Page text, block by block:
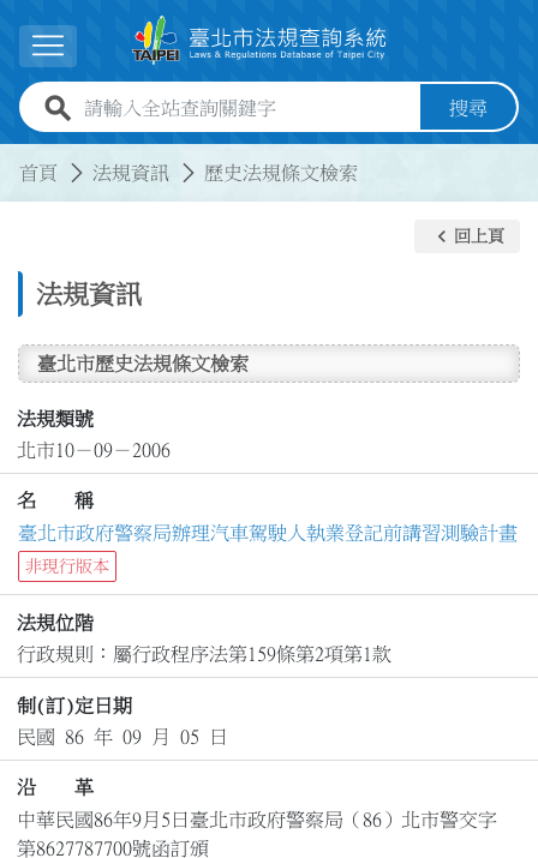
展開選單
全站查詢關鍵字欄位 搜尋
首頁 法規資訊 歷史法規條文檢索
法規資訊
keyboard_arrow_left 回上頁
臺北市歷史法規條文檢索
法規類號
北市10－09－2006
名 稱
臺北市政府警察局辦理汽車駕駛人執業登記前講習測驗計畫
非現行版本
法規位階
行政規則：屬行政程序法第159條第2項第1款
制(訂)定日期
民國 86 年 09 月 05 日
沿 革
中華民國86年9月5日臺北市政府警察局（86）北市警交字
第8627787700號函訂頒